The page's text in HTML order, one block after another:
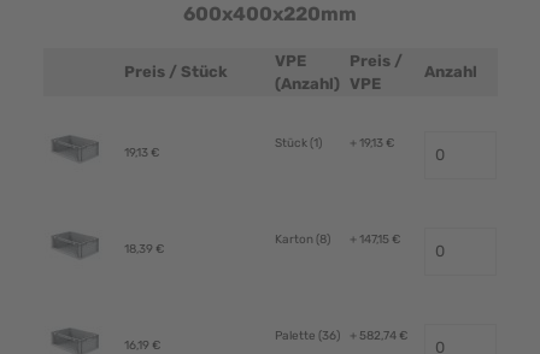
600x400x220mm
Produktbild
Preis / Stück
VPE
(Anzahl)
Preis /
VPE
Anzahl
19,13 €
Stück (1) + 19,13 €
18,39 €
Karton (8) + 147,15 €
16,19 €
Palette (36) + 582,74 €